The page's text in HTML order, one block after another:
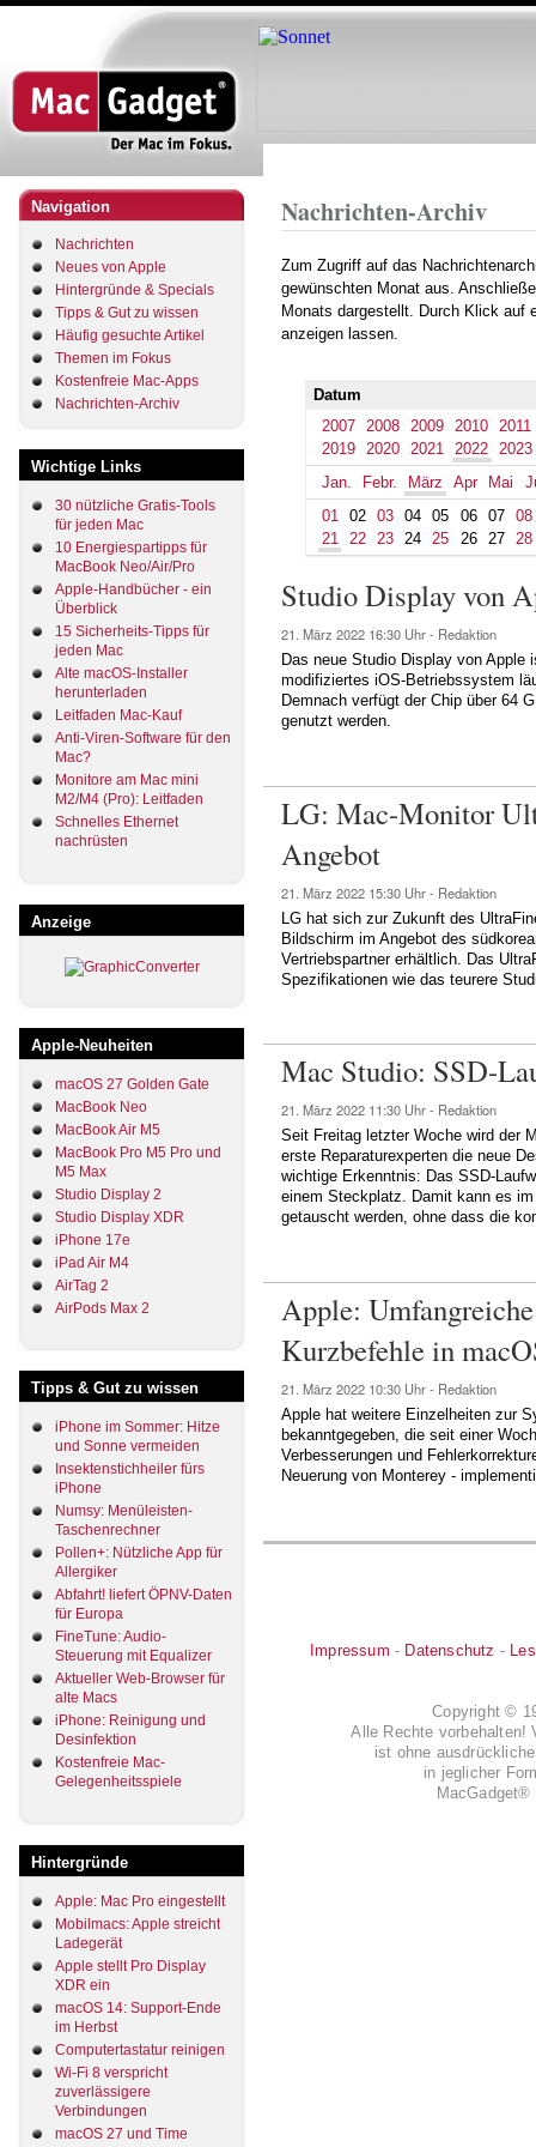
Direkt
zum
Navigation
Nachrichten
Neues von Apple
Hintergründe & Specials
Tipps & Gut zu wissen
Häufig gesuchte Artikel
Themen im Fokus
Kostenfreie Mac-Apps
Nachrichten-Archiv
Wichtige Links
30 nützliche Gratis-Tools
für jeden Mac
10 Energiespartipps für
MacBook Neo/Air/Pro
Apple-Handbücher - ein
Überblick
15 Sicherheits-Tipps für
jeden Mac
Alte macOS-Installer
herunterladen
Leitfaden Mac-Kauf
Anti-Viren-Software für den
Mac?
Monitore am Mac mini
M2/M4 (Pro): Leitfaden
Schnelles Ethernet
nachrüsten
Anzeige
Apple-Neuheiten
macOS 27 Golden Gate
MacBook Neo
MacBook Air M5
MacBook Pro M5 Pro und
M5 Max
Studio Display 2
Studio Display XDR
iPhone 17e
iPad Air M4
AirTag 2
AirPods Max 2
Tipps & Gut zu wissen
iPhone im Sommer: Hitze
und Sonne vermeiden
Insektenstichheiler fürs
iPhone
Numsy: Menüleisten-
Taschenrechner
Pollen+: Nützliche App für
Allergiker
Abfahrt! liefert ÖPNV-Daten
für Europa
FineTune: Audio-
Steuerung mit Equalizer
Aktueller Web-Browser für
alte Macs
iPhone: Reinigung und
Desinfektion
Kostenfreie Mac-
Gelegenheitsspiele
Hintergründe
Apple: Mac Pro eingestellt
Mobilmacs: Apple streicht
Ladegerät
Apple stellt Pro Display
XDR ein
macOS 14: Support-Ende
im Herbst
Computertastatur reinigen
Wi-Fi 8 verspricht
zuverlässigere
Verbindungen
macOS 27 und Time
Nachrichten-Archiv
Zum Zugriff auf das
gewünschten Monat aus.
Monats dargestellt. Durch Klick auf
anzeigen lassen.
Datum
2007
2008 2009 2010
2011
2019
2020 2021 2022
2023
Jan.
Febr. März Apr Mai
01
02 03 04 05 06 07
08
21
22 23 24 25 26 27 28
Studio Display von
21. März 2022 16:30 Uhr - Redaktion
Das neue Studio Display von
modifiziertes iOS-Betriebssystem
Demnach verfügt der Chip über 64
genutzt werden.
LG: Mac-Monitor
Angebot
21. März 2022 15:30 Uhr - Redaktion
LG hat sich zur Zukunft des
Bildschirm im Angebot des
Vertriebspartner erhältlich. Das
Spezifikationen wie das teurere
Mac Studio: SSD-
21. März 2022 11:30 Uhr - Redaktion
Seit Freitag letzter Woche wird der
erste Reparaturexperten die neue
wichtige Erkenntnis: Das SSD-
einem Steckplatz. Damit kann es
getauscht werden, ohne dass die
Apple:
Kurzbefehle in
21. März 2022 10:30 Uhr - Redaktion
Apple hat weitere Einzelheiten zur
bekanntgegeben, die seit einer
Verbesserungen und
Neuerung von Monterey -
Impressum - Datenschutz -
Copyright ©
Alle Rechte vorbehalten!
ist ohne
in jeglicher
MacGadget®